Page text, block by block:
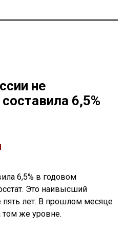
не
6,5%
6,5% в годовом
Это наивысший
пять лет. В прошлом месяце
же уровне.